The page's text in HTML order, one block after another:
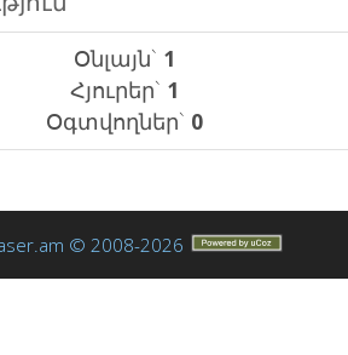
Օնլայն` 1
Հյուրեր` 1
Օգտվողներ` 0
© 2008-2026